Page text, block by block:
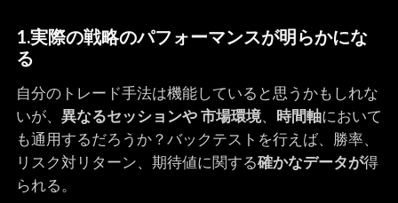
1.実際の戦略のパフォーマンスが明らかにな
る
自分のトレード手法は機能していると思うかもしれな
いが、 異なるセッションや市場環境、 時間軸において
も通用するだろうか？バックテストを行えば、勝率、
リスク対リターン、期待値に関する確かなデータが得
られる。